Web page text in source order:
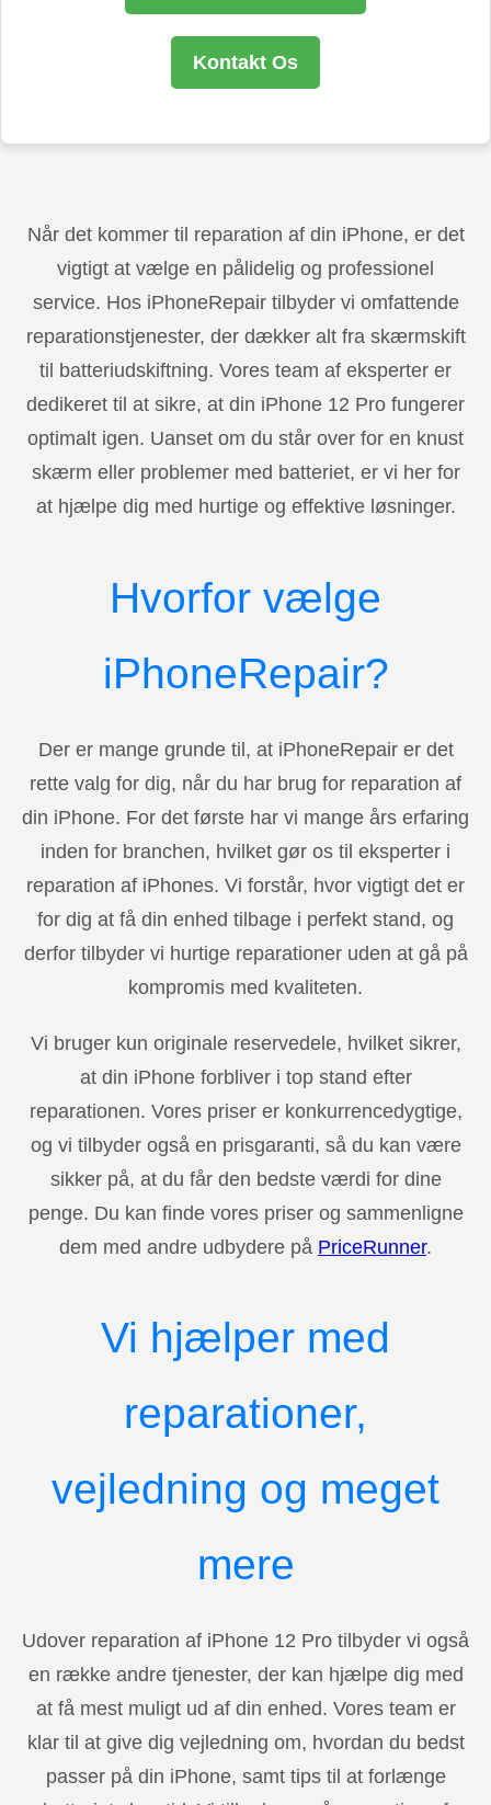
Kontakt Os
Når det kommer til reparation af din iPhone, er det
vigtigt at vælge en pålidelig og professionel
service. Hos iPhoneRepair tilbyder vi omfattende
reparationstjenester, der dækker alt fra skærmskift
til batteriudskiftning. Vores team af eksperter er
dedikeret til at sikre, at din iPhone 12 Pro fungerer
optimalt igen. Uanset om du står over for en knust
skærm eller problemer med batteriet, er vi her for
at hjælpe dig med hurtige og effektive løsninger.
Hvorfor vælge
iPhoneRepair?
Der er mange grunde til, at iPhoneRepair er det
rette valg for dig, når du har brug for reparation af
din iPhone. For det første har vi mange års erfaring
inden for branchen, hvilket gør os til eksperter i
reparation af iPhones. Vi forstår, hvor vigtigt det er
for dig at få din enhed tilbage i perfekt stand, og
derfor tilbyder vi hurtige reparationer uden at gå på
kompromis med kvaliteten.
Vi bruger kun originale reservedele, hvilket sikrer,
at din iPhone forbliver i top stand efter
reparationen. Vores priser er konkurrencedygtige,
og vi tilbyder også en prisgaranti, så du kan være
sikker på, at du får den bedste værdi for dine
penge. Du kan finde vores priser og sammenligne
dem med andre udbydere på PriceRunner.
Vi hjælper med
reparationer,
vejledning og meget
mere
Udover reparation af iPhone 12 Pro tilbyder vi også
en række andre tjenester, der kan hjælpe dig med
at få mest muligt ud af din enhed. Vores team er
klar til at give dig vejledning om, hvordan du bedst
passer på din iPhone, samt tips til at forlænge